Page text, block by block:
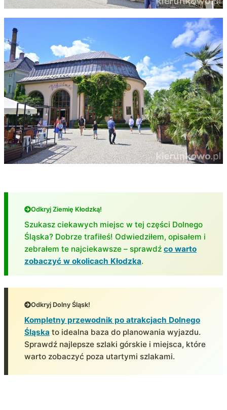
Odkryj Ziemię Kłodzką!
Szukasz ciekawych miejsc w tej części Dolnego
Śląska? Dobrze trafiłeś! Odwiedziłem, opisałem i
zebrałem te najciekawsze – sprawdź co warto
zobaczyć w okolicach Kłodzka.
Odkryj Dolny Śląsk!
Kompletny przewodnik po atrakcjach Dolnego
Śląska to idealna baza do planowania wyjazdu.
Sprawdź najlepsze szlaki górskie i miejsca, które
warto zobaczyć poza utartymi szlakami.